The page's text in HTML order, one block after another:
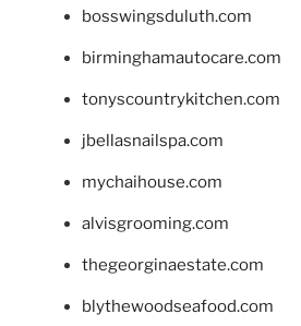
bosswingsduluth.com
birminghamautocare.com
tonyscountrykitchen.com
jbellasnailspa.com
mychaihouse.com
alvisgrooming.com
thegeorginaestate.com
blythewoodseafood.com